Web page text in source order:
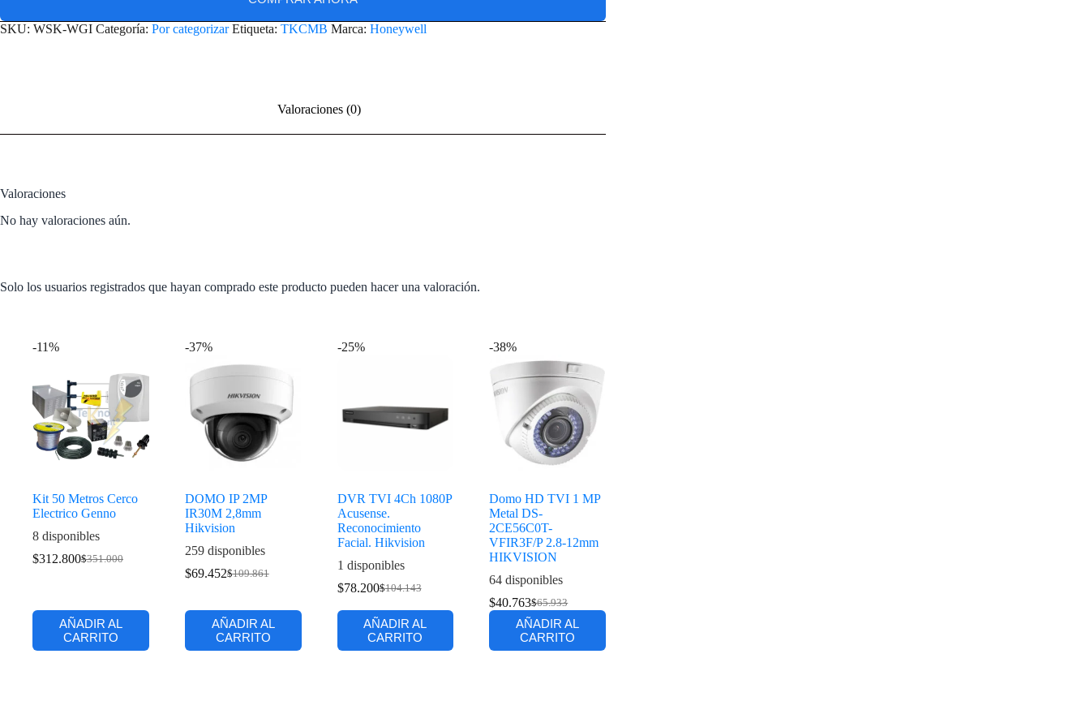
SKU: WSK-WGI Categoría: Por categorizar Etiqueta: TKCMB Marca: Honeywell
Valoraciones (0)
Valoraciones
No hay valoraciones aún.
Solo los usuarios registrados que hayan comprado este producto pueden hacer una valoración.
-11%
Kit 50 Metros Cerco
Electrico Genno
8 disponibles
$351.000
$312.800
AÑADIR AL
CARRITO
-37%
DOMO IP 2MP
IR30M 2,8mm
Hikvision
259 disponibles
$109.861
$69.452
AÑADIR AL
CARRITO
-25%
DVR TVI 4Ch 1080P
Acusense.
Reconocimiento
Facial. Hikvision
1 disponibles
$104.143
$78.200
AÑADIR AL
CARRITO
-38%
Domo HD TVI 1 MP
Metal DS-
2CE56C0T-
VFIR3F/P 2.8-12mm
HIKVISION
64 disponibles
$65.933
$40.763
AÑADIR AL
CARRITO